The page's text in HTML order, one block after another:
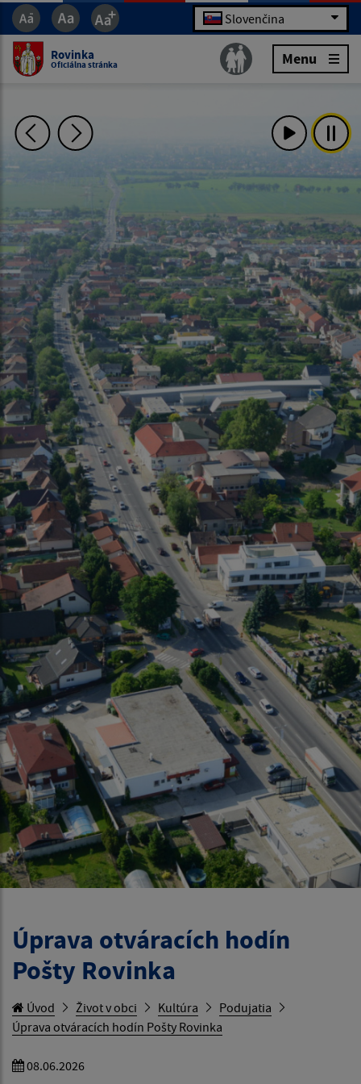
Slovenčina
Rovinka
Oficiálna stránka Menu
Úprava otváracích hodín
Pošty Rovinka
Úvod Život v obci Kultúra
Podujatia
Úprava otváracích hodín Pošty Rovinka
08.06.2026